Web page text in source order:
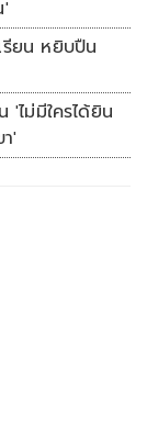
'
รียน หยิบปืน
'ไม่มีใครได้ยิน
'